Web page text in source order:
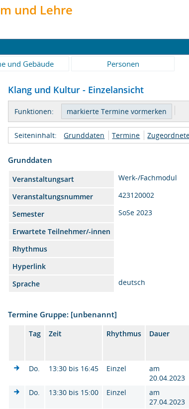
und Lehre
und Gebäude Personen
Klang und Kultur - Einzelansicht
Funktionen:
Seiteninhalt: Grunddaten Termine
Grunddaten
Veranstaltungsart Werk-/Fachmodul
Veranstaltungsnummer
423120002
Semester
SoSe 2023
Erwartete Teilnehmer/-innen
Rhythmus
Hyperlink
Sprache
deutsch
Termine Gruppe: [unbenannt]
Tag Zeit Rhythmus Dauer
Do.
13:30 bis 16:45 Einzel
am
20.04.2023
Do.
13:30 bis 15:00 Einzel
am
27.04.2023